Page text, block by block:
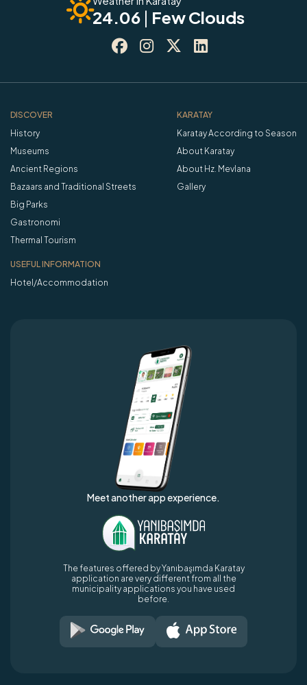
24.06| Few Clouds
   
DISCOVER
History
Museums
Ancient Regions
Bazaars and Traditional Streets
Big Parks
Gastronomi
Thermal Tourism
KARATAY
Karatay According to Season
About Karatay
About Hz. Mevlana
Gallery
USEFUL INFORMATION
Hotel/Accommodation
Meet another app experience.
The features offered by Yanıbaşımda Karatay
application are very different from all the
municipality applications you have used
before.